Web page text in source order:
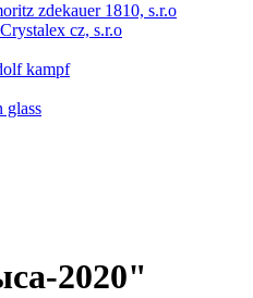
zdekauer 1810, s.r.o
Crystalex cz, s.r.o
kampf
glass
2020"